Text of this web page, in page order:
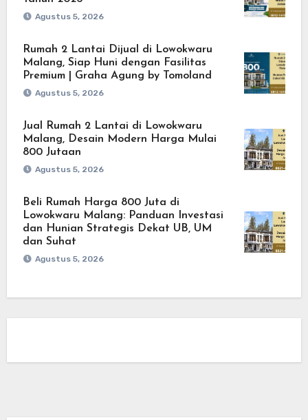
Agustus 5, 2026
Rumah 2 Lantai Dijual di Lowokwaru
Malang, Siap Huni dengan Fasilitas
Premium | Graha Agung by Tomoland
Agustus 5, 2026
Jual Rumah 2 Lantai di Lowokwaru
Malang, Desain Modern Harga Mulai
800 Jutaan
Agustus 5, 2026
Beli Rumah Harga 800 Juta di
Lowokwaru Malang: Panduan Investasi
dan Hunian Strategis Dekat UB, UM
dan Suhat
Agustus 5, 2026